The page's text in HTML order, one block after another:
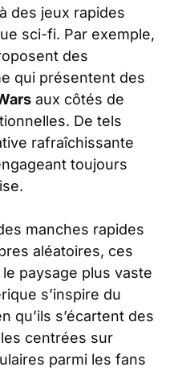
des jeux rapides
sci-fi. Par exemple,
des
qui présentent des
aux côtés de
De tels
rafraîchissante
toujours
manches rapides
aléatoires, ces
paysage plus vaste
s’inspire du
qu’ils s’écartent des
centrées sur
parmi les fans